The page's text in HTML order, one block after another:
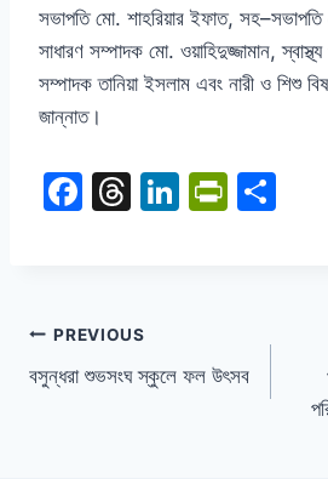
সভাপতি মো. শাহরিয়ার ইফাত, সহ–
সাধারণ সম্পাদক মো. ওয়াহিদুজ্জামান,
সম্পাদক তানিয়া ইসলাম এবং নারী ও শিশু
জান্নাত।
F
b
o
T
d
s
Li
n
Pr
n
PREVIOUS
বসুন্ধরা শুভসংঘ স্কুলে ফল উৎসব